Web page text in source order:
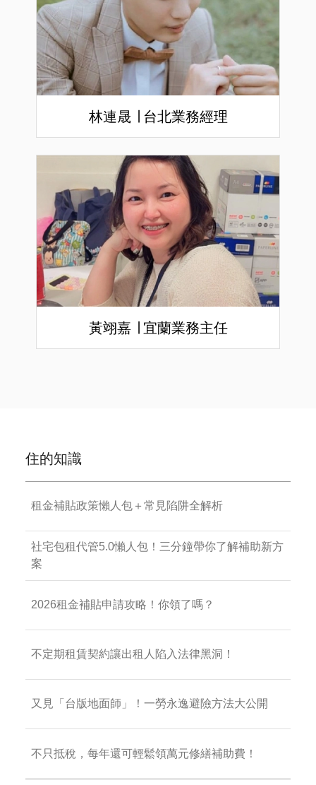
林連晟 ∣ 台北業務經理
黃翊嘉 ∣ 宜蘭業務主任
住的知識
租金補貼政策懶人包＋常見陷阱全解析
社宅包租代管5.0懶人包！三分鐘帶你了解補助新方
案
2026租金補貼申請攻略！你領了嗎？
不定期租賃契約讓出租人陷入法律黑洞！
又見「台版地面師」！一勞永逸避險方法大公開
不只抵稅，每年還可輕鬆領萬元修繕補助費！